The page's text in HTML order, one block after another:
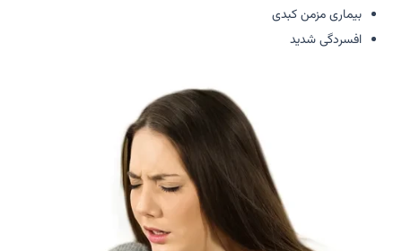
بیماری مزمن کبدی
افسردگی شدید